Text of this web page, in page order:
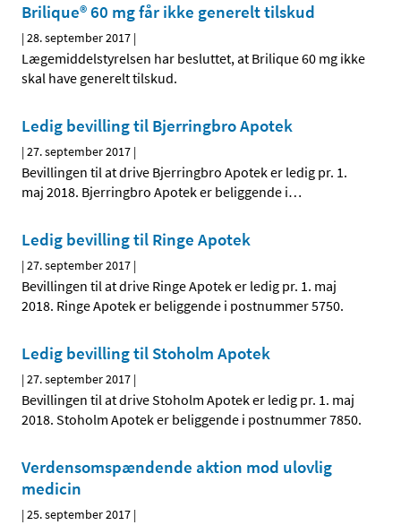
Brilique® 60 mg får ikke generelt tilskud
|28. september 2017 |
Lægemiddelstyrelsen har besluttet, at Brilique 60 mg ikke
skal have generelt tilskud.
Ledig bevilling til Bjerringbro Apotek
|27. september 2017 |
Bevillingen til at drive Bjerringbro Apotek er ledig pr. 1.
maj 2018. Bjerringbro Apotek er beliggende i…
Ledig bevilling til Ringe Apotek
|27. september 2017 |
Bevillingen til at drive Ringe Apotek er ledig pr. 1. maj
2018. Ringe Apotek er beliggende i postnummer 5750.
Ledig bevilling til Stoholm Apotek
|27. september 2017 |
Bevillingen til at drive Stoholm Apotek er ledig pr. 1. maj
2018. Stoholm Apotek er beliggende i postnummer 7850.
Verdensomspændende aktion mod ulovlig
medicin
|25. september 2017 |